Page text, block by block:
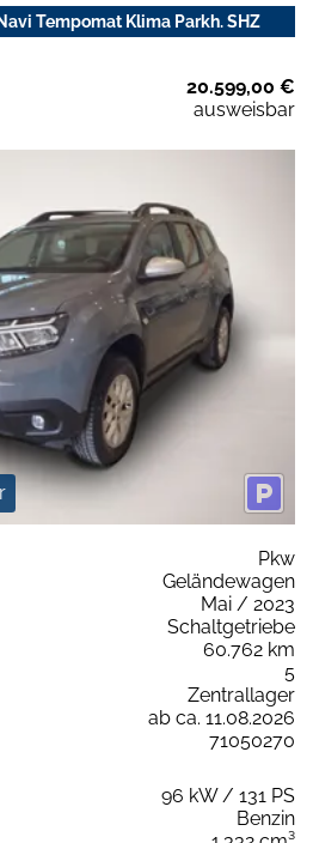
Tempomat Klima Parkh. SHZ
20.599,00 €
ausweisbar
Pkw
Geländewagen
Mai / 2023
Schaltgetriebe
60.762 km
5
Zentrallager
ab ca. 11.08.2026
71050270
96 kW / 131 PS
Benzin